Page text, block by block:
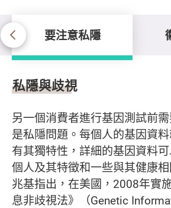
要注意私隱
要注意私隱
私隱與歧視
另一個消費者進行基因測試前
是私隱問題。每個人的基因資
有其獨特性，詳細的基因資料
個人及其特徵和一些與其健康
兆基指出，在美國，2008年實
息非歧視法》（Genetic